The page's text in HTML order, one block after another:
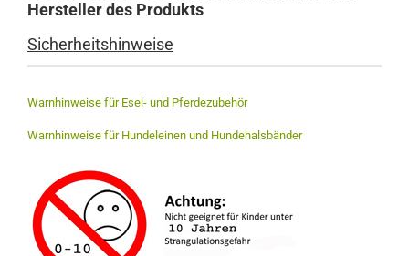
Hersteller des Produkts
Sicherheitshinweise
Warnhinweise für Esel- und Pferdezubehör
Warnhinweise für Hundeleinen und Hundehalsbänder